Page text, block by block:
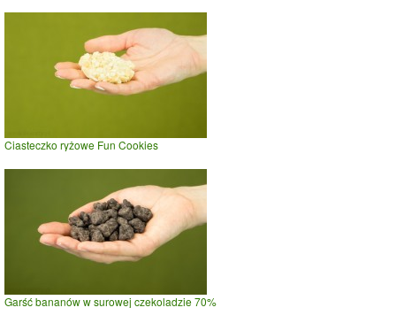
Ciasteczko ryżowe Fun Cookies
Garść bananów w surowej czekoladzie 70%